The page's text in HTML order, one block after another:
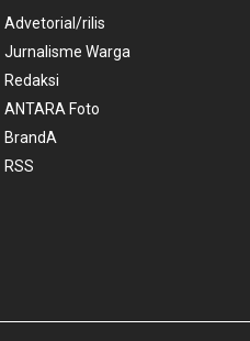
Advetorial/rilis
Jurnalisme Warga
Redaksi
ANTARA Foto
BrandA
RSS